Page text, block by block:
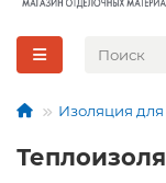
Изоляция для